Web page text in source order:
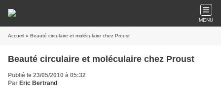
MENU
Accueil » Beauté circulaire et moléculaire chez Proust
Beauté circulaire et moléculaire chez Proust
Publié le 23/05/2010 à 05:32
Par Eric Bertrand